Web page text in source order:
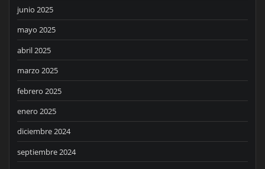
junio 2025
mayo 2025
abril 2025
marzo 2025
febrero 2025
enero 2025
diciembre 2024
septiembre 2024